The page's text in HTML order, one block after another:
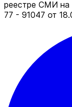
реестре СМИ
77 - 91047 от